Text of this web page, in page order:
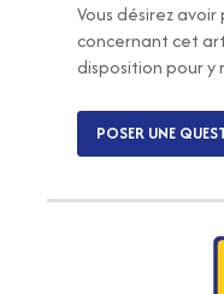
Vous désirez
concernant cet
disposition pour y
POSER UNE